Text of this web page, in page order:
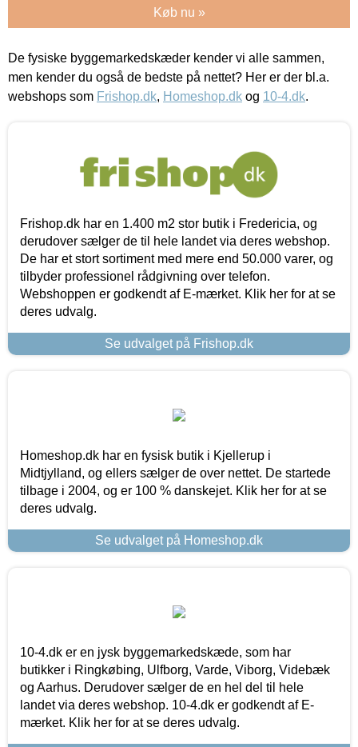
Køb nu »
De fysiske byggemarkedskæder kender vi alle sammen,
men kender du også de bedste på nettet? Her er der bl.a.
webshops som Frishop.dk, Homeshop.dk og 10-4.dk.
Frishop.dk har en 1.400 m2 stor butik i Fredericia, og
derudover sælger de til hele landet via deres webshop.
De har et stort sortiment med mere end 50.000 varer, og
tilbyder professionel rådgivning over telefon.
Webshoppen er godkendt af E-mærket. Klik her for at se
deres udvalg.
Se udvalget på Frishop.dk
Homeshop.dk har en fysisk butik i Kjellerup i
Midtjylland, og ellers sælger de over nettet. De startede
tilbage i 2004, og er 100 % danskejet. Klik her for at se
deres udvalg.
Se udvalget på Homeshop.dk
10-4.dk er en jysk byggemarkedskæde, som har
butikker i Ringkøbing, Ulfborg, Varde, Viborg, Videbæk
og Aarhus. Derudover sælger de en hel del til hele
landet via deres webshop. 10-4.dk er godkendt af E-
mærket. Klik her for at se deres udvalg.